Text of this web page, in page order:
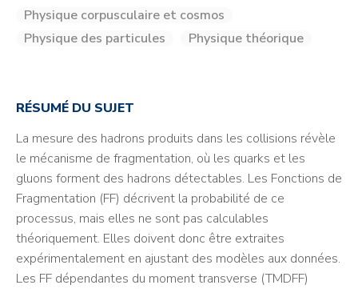
Physique corpusculaire et cosmos
Physique des particules
Physique théorique
RÉSUMÉ DU SUJET
La mesure des hadrons produits dans les collisions révèle
le mécanisme de fragmentation, où les quarks et les
gluons forment des hadrons détectables. Les Fonctions de
Fragmentation (FF) décrivent la probabilité de ce
processus, mais elles ne sont pas calculables
théoriquement. Elles doivent donc être extraites
expérimentalement en ajustant des modèles aux données.
Les FF dépendantes du moment transverse (TMDFF)